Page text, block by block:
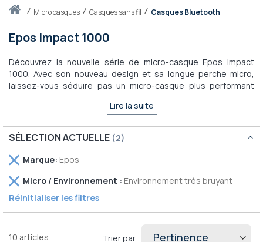
Accueilmicro casques Casques sans fil Casques Bluetooth
Epos Impact 1000
Découvrez la nouvelle série de micro-casque Epos Impact
1000. Avec son nouveau design et sa longue perche micro,
laissez-vous séduire pas un micro-casque plus performant
en open space sans gêner votre interlocuteur. Sur certains
concentré lors de vos appels. La série Impact 1000 Epos
s'adapte aux nouvelles utilisations hybride en matière de
travail, et la marque danoise propose ici un micro-casque en
parfaite adéquation avec son temps.
Lire la suite
10 articles Trier par
SÉLECTION ACTUELLE
Marque Epos
cet
élément
Micro / Environnement Environnement très bruyant
cet
élément
Réinitialiser les filtres